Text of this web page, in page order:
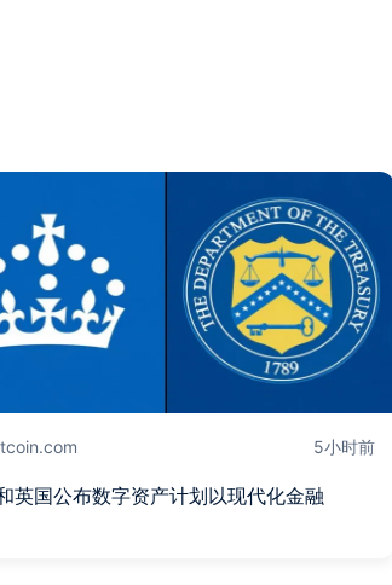
5小时前
英国公布数字资产计划以现代化金融